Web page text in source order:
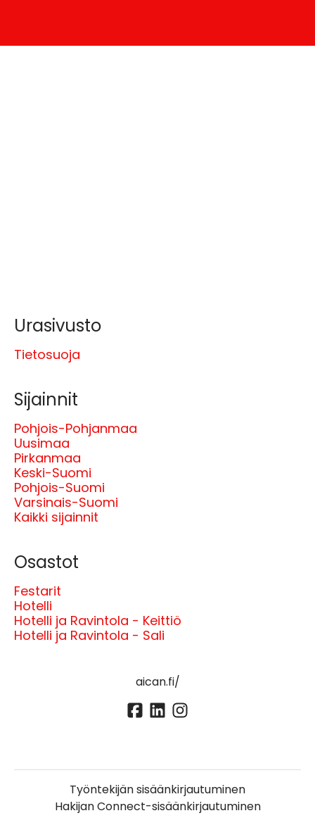
Urasivusto
Tietosuoja
Sijainnit
Pohjois-Pohjanmaa
Uusimaa
Pirkanmaa
Keski-Suomi
Pohjois-Suomi
Varsinais-Suomi
Kaikki sijainnit
Osastot
Festarit
Hotelli
Hotelli ja Ravintola - Keittiö
Hotelli ja Ravintola - Sali
aican.fi/
Työntekijän sisäänkirjautuminen
Hakijan Connect-sisäänkirjautuminen